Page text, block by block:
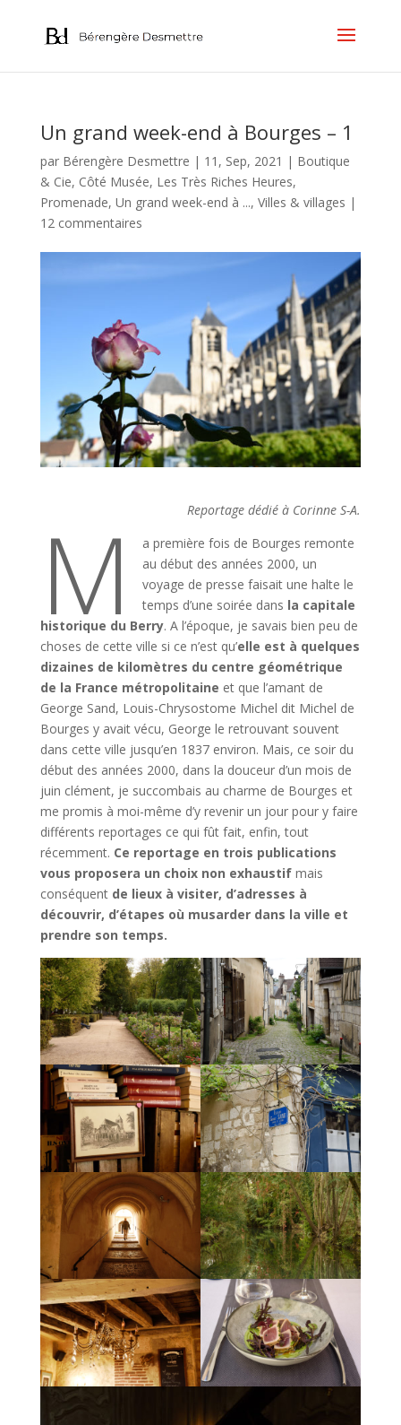
Un grand week-end à Bourges – 1
par Bérengère Desmettre | 11, Sep, 2021 | Boutique
& Cie, Côté Musée, Les Très Riches Heures,
Promenade, Un grand week-end à ..., Villes & villages |
12 commentaires
Reportage dédié à Corinne S-A.
M
a première fois de Bourges remonte
au début des années 2000, un
voyage de presse faisait une halte le
temps d’une soirée dans la capitale
historique du Berry. A l’époque, je savais bien peu de
choses de cette ville si ce n’est qu’elle est à quelques
dizaines de kilomètres du centre géométrique
de la France métropolitaine et que l’amant de
George Sand, Louis-Chrysostome Michel dit Michel de
Bourges y avait vécu, George le retrouvant souvent
dans cette ville jusqu’en 1837 environ. Mais, ce soir du
début des années 2000, dans la douceur d’un mois de
juin clément, je succombais au charme de Bourges et
me promis à moi-même d’y revenir un jour pour y faire
différents reportages ce qui fût fait, enfin, tout
récemment. Ce reportage en trois publications
vous proposera un choix non exhaustif mais
conséquent de lieux à visiter, d’adresses à
découvrir, d’étapes où musarder dans la ville et
prendre son temps.